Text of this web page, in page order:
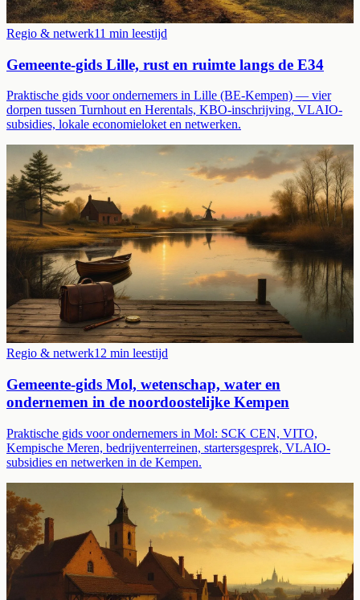
Regio & netwerk11 min leestijd
Gemeente-gids Lille, rust en ruimte langs de E34
Praktische gids voor ondernemers in Lille (BE-Kempen) — vier
dorpen tussen Turnhout en Herentals, KBO-inschrijving, VLAIO-
subsidies, lokale economieloket en netwerken.
Regio & netwerk12 min leestijd
Gemeente-gids Mol, wetenschap, water en
ondernemen in de noordoostelijke Kempen
Praktische gids voor ondernemers in Mol: SCK CEN, VITO,
Kempische Meren, bedrijventerreinen, startersgesprek, VLAIO-
subsidies en netwerken in de Kempen.